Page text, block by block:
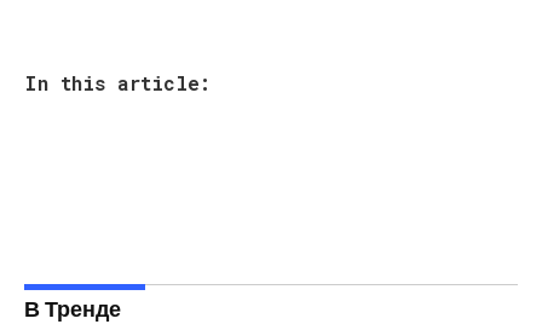
In this article:
В Тренде